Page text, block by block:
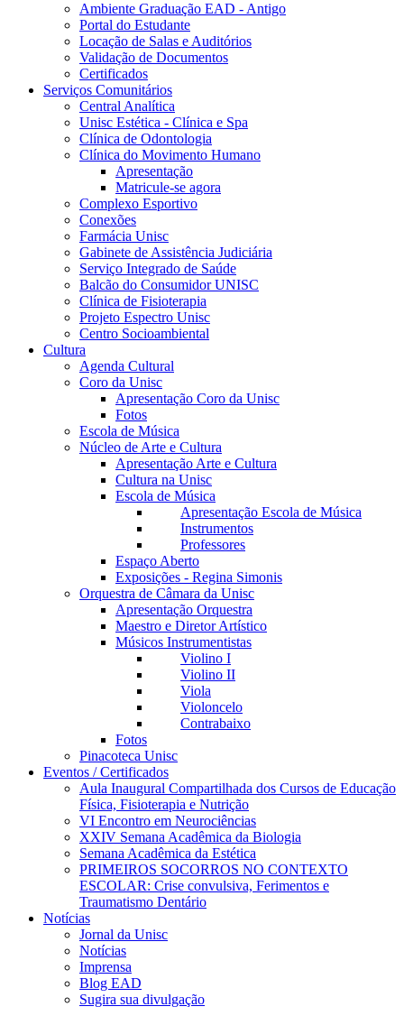
Ambiente Graduação EAD - Antigo
Portal do Estudante
Locação de Salas e Auditórios
Validação de Documentos
Certificados
Serviços Comunitários
Central Analítica
Unisc Estética - Clínica e Spa
Clínica de Odontologia
Clínica do Movimento Humano
Apresentação
Matricule-se agora
Complexo Esportivo
Conexões
Farmácia Unisc
Gabinete de Assistência Judiciária
Serviço Integrado de Saúde
Balcão do Consumidor UNISC
Clínica de Fisioterapia
Projeto Espectro Unisc
Centro Socioambiental
Cultura
Agenda Cultural
Coro da Unisc
Apresentação Coro da Unisc
Fotos
Escola de Música
Núcleo de Arte e Cultura
Apresentação Arte e Cultura
Cultura na Unisc
Escola de Música
Apresentação Escola de Música
Instrumentos
Professores
Espaço Aberto
Exposições - Regina Simonis
Orquestra de Câmara da Unisc
Apresentação Orquestra
Maestro e Diretor Artístico
Músicos Instrumentistas
Violino I
Violino II
Viola
Violoncelo
Contrabaixo
Fotos
Pinacoteca Unisc
Eventos / Certificados
Aula Inaugural Compartilhada dos Cursos de Educação
Física, Fisioterapia e Nutrição
VI Encontro em Neurociências
XXIV Semana Acadêmica da Biologia
Semana Acadêmica da Estética
PRIMEIROS SOCORROS NO CONTEXTO
ESCOLAR: Crise convulsiva, Ferimentos e
Traumatismo Dentário
Notícias
Jornal da Unisc
Notícias
Imprensa
Blog EAD
Sugira sua divulgação